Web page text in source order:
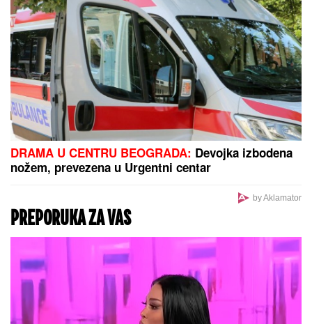
DRAMA U CENTRU BEOGRADA: Devojka izbodena
nožem, prevezena u Urgentni centar
by Aklamator
PREPORUKA ZA VAS